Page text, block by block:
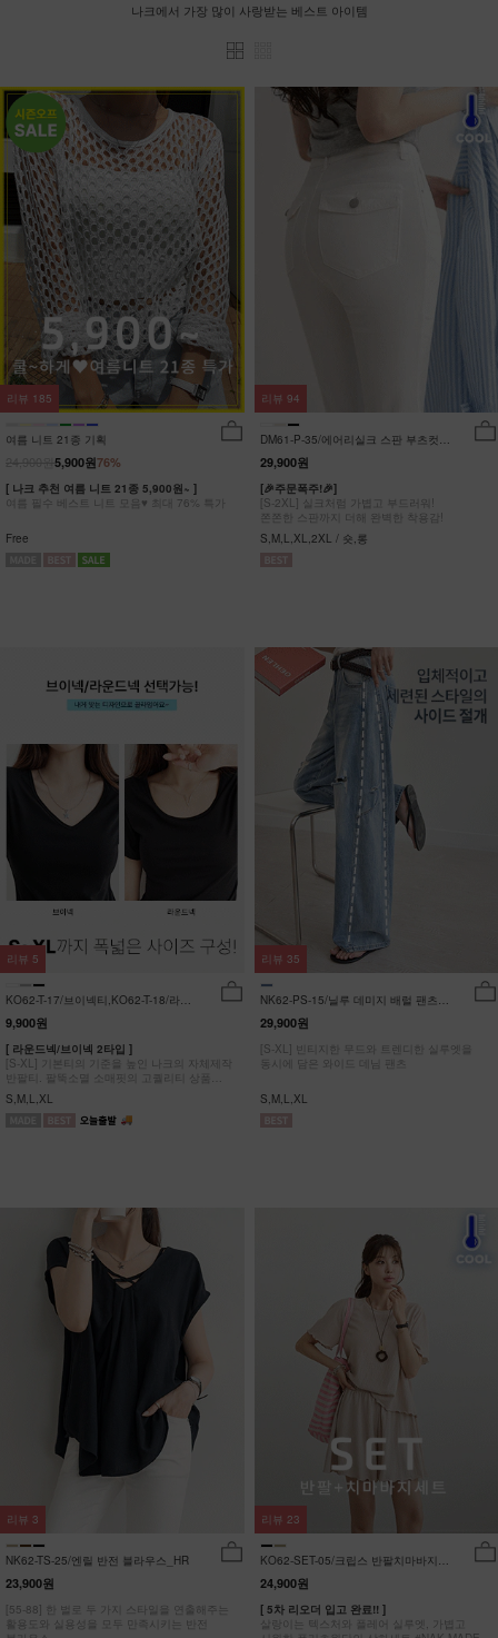
나크에서 가장 많이 사랑받는 베스트 아이템
여름 니트 21종 기획
76%
5,900원
[ 나크 추천 여름 니트 21종 5,900원~ ]
여름 필수 베스트 니트 모음♥ 최대 76% 특가
Free
리뷰 185
DM61-P-35/에어리실크 스판 부츠컷팬
츠_DY
29,900원
[🎉주문폭주!🎉]
[S-2XL] 실크처럼 가볍고 부드러워!
쫀쫀한 스판까지 더해 완벽한 착용감!
S,M,L,XL,2XL / 숏,롱
리뷰 94
KO62-T-17/브이넥티,KO62-T-18/라운
드티_YN
9,900원
[ 라운드넥/브이넥 2타입 ]
[S-XL] 기본티의 기준을 높인 나크의 자체제작
반팔티. 팔뚝소멸 소매핏의 고퀄리티 상품
#NAK MADE.
S,M,L,XL
리뷰 5
NK62-PS-15/닐루 데미지 배럴 팬츠
_HR
29,900원
[S-XL] 빈티지한 무드와 트렌디한 실루엣을
동시에 담은 와이드 데님 팬츠
S,M,L,XL
리뷰 35
NK62-TS-25/엔릴 반전 블라우스_HR
23,900원
[55-88] 한 벌로 두 가지 스타일을 연출해주는
활용도와 실용성을 모두 만족시키는 반전
리뷰 3
KO62-SET-05/크립스 반팔치마바지세
트_HR
24,900원
[ 5차 리오더 입고 완료!! ]
살랑이는 텍스처와 플레어 실루엣, 가볍고
리뷰 23